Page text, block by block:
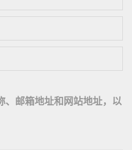
、邮箱地址和网站地址，以